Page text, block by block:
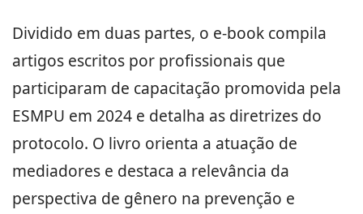
Dividido em duas partes, o e-book compila
artigos escritos por profissionais que
participaram de capacitação promovida pela
ESMPU em 2024 e detalha as diretrizes do
protocolo. O livro orienta a atuação de
mediadores e destaca a relevância da
perspectiva de gênero na prevenção e